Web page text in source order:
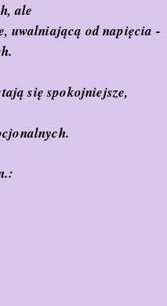
, ale
uwalniającą od napięcia -
się spokojniejsze,